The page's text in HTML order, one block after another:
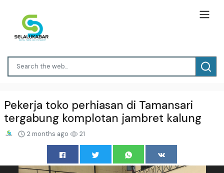
Pekerja toko perhiasan di Tamansari
tergabung komplotan jambret kalung
2 months ago 21